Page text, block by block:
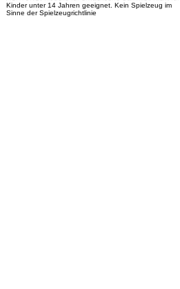
Kinder unter 14 Jahren geeignet. Kein Spielzeug im
Sinne der Spielzeugrichtlinie